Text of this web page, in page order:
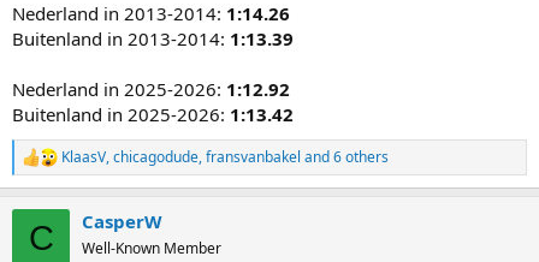
Nederland in 2013-2014: 1:14.26
Buitenland in 2013-2014: 1:13.39
Nederland in 2025-2026: 1:12.92
Buitenland in 2025-2026: 1:13.42
R
e
KlaasV,chicagodude,fransvanbakel and 6 others
C CasperW
Well-Known Member